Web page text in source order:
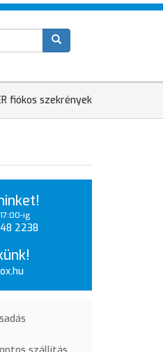
fiókos szekrények
ig
2238